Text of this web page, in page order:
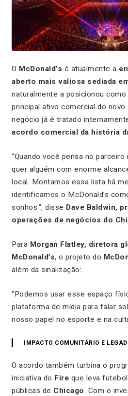
O McDonald’s é atualmente a
aberto mais valiosa sediada
naturalmente a posicionou como
principal ativo comercial do novo
negócio já é tratado
acordo comercial da história
“Quando você pensa no parceiro
quer alguém com enorme
local. Montamos essa lista há
identificamos o McDonald’s
sonhos.”, disse Dave Baldwin,
operações de negócios do
Para Morgan Flatley, diretora
McDonald’s, o projeto do
além da sinalização:
“Podemos usar esse espaço
plataforma de mídia para falar
nosso papel no esporte e na
IMPACTO COMUNITÁRIO E
O acordo também turbina o
iniciativa do Fire que leva
públicas de Chicago. Com o